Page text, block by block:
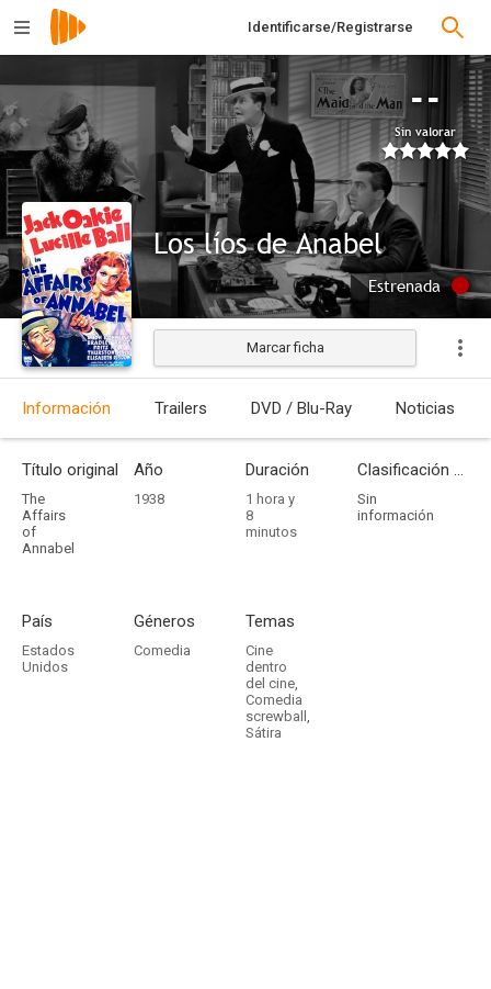
Identificarse/Registrarse
--
Sin valorar
Los líos de Anabel
Estrenada
Marcar ficha
Información Trailers DVD / Blu-Ray Noticias
Título original
The
Affairs
of
Annabel
Año
1938
Duración
1 hora y
8
minutos
Clasificación por edades
Sin
información
País
Estados
Unidos
Géneros
Comedia
Temas
Cine
dentro
del cine,
Comedia
screwball ,
Sátira